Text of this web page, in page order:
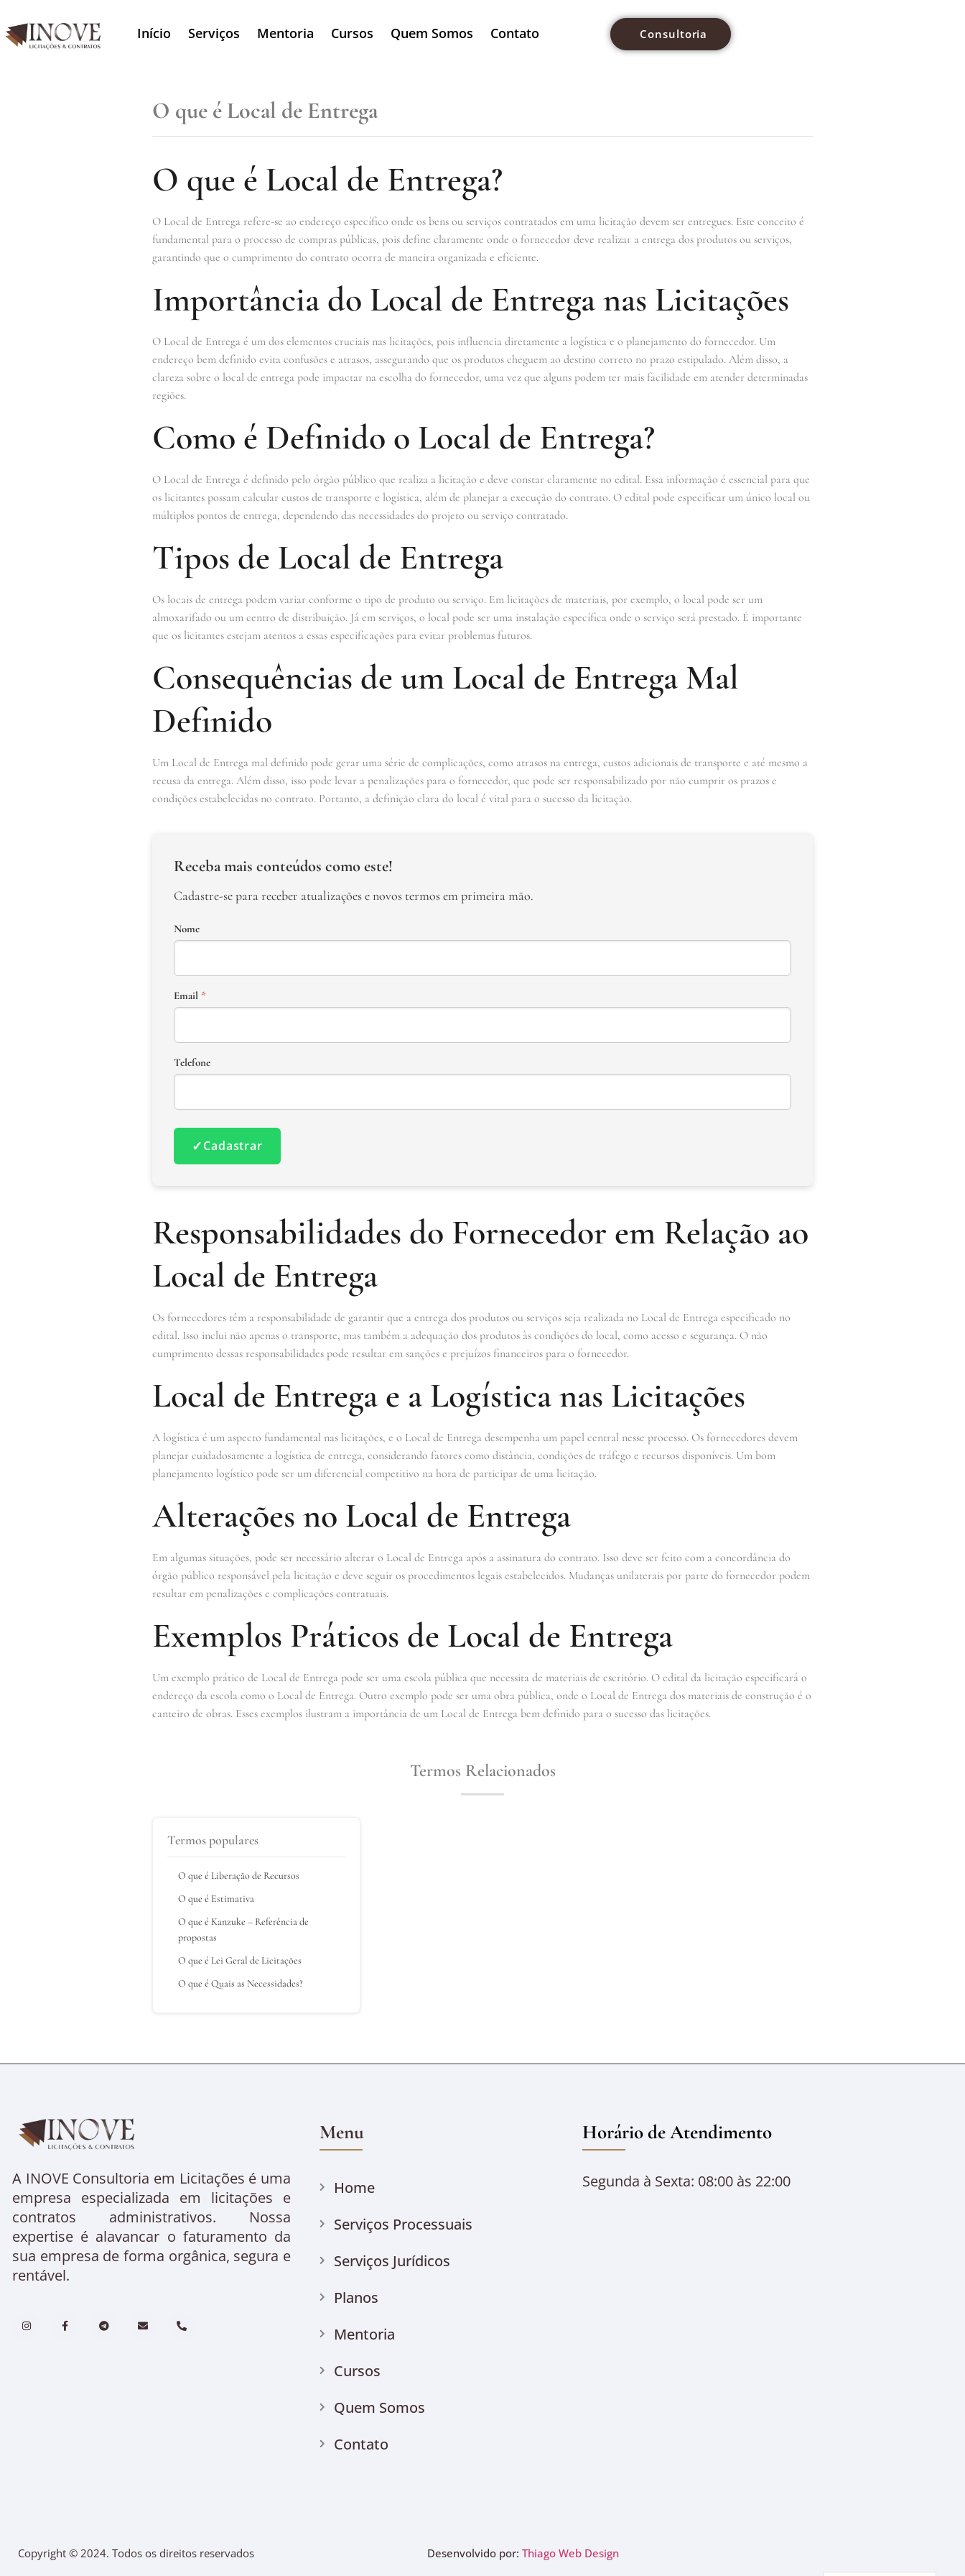
Início Serviços Mentoria Cursos Quem Somos Contato Consultoria
O que é Local de Entrega
O que é Local de Entrega?
O Local de Entrega refere-se ao endereço específico onde os bens ou serviços contratados em uma licitação devem ser entregues. Este conceito é
fundamental para o processo de compras públicas, pois define claramente onde o fornecedor deve realizar a entrega dos produtos ou serviços,
garantindo que o cumprimento do contrato ocorra de maneira organizada e eficiente.
Importância do Local de Entrega nas Licitações
O Local de Entrega é um dos elementos cruciais nas licitações, pois influencia diretamente a logística e o planejamento do fornecedor. Um
endereço bem definido evita confusões e atrasos, assegurando que os produtos cheguem ao destino correto no prazo estipulado. Além disso, a
clareza sobre o local de entrega pode impactar na escolha do fornecedor, uma vez que alguns podem ter mais facilidade em atender determinadas
regiões.
Como é Definido o Local de Entrega?
O Local de Entrega é definido pelo órgão público que realiza a licitação e deve constar claramente no edital. Essa informação é essencial para que
os licitantes possam calcular custos de transporte e logística, além de planejar a execução do contrato. O edital pode especificar um único local ou
múltiplos pontos de entrega, dependendo das necessidades do projeto ou serviço contratado.
Tipos de Local de Entrega
Os locais de entrega podem variar conforme o tipo de produto ou serviço. Em licitações de materiais, por exemplo, o local pode ser um
almoxarifado ou um centro de distribuição. Já em serviços, o local pode ser uma instalação específica onde o serviço será prestado. É importante
que os licitantes estejam atentos a essas especificações para evitar problemas futuros.
Consequências de um Local de Entrega Mal
Definido
Um Local de Entrega mal definido pode gerar uma série de complicações, como atrasos na entrega, custos adicionais de transporte e até mesmo a
recusa da entrega. Além disso, isso pode levar a penalizações para o fornecedor, que pode ser responsabilizado por não cumprir os prazos e
condições estabelecidas no contrato. Portanto, a definição clara do local é vital para o sucesso da licitação.
Receba mais conteúdos como este!
Cadastre-se para receber atualizações e novos termos em primeira mão.
Nome
Email *
Telefone
✓Cadastrar
Responsabilidades do Fornecedor em Relação ao
Local de Entrega
Os fornecedores têm a responsabilidade de garantir que a entrega dos produtos ou serviços seja realizada no Local de Entrega especificado no
edital. Isso inclui não apenas o transporte, mas também a adequação dos produtos às condições do local, como acesso e segurança. O não
cumprimento dessas responsabilidades pode resultar em sanções e prejuízos financeiros para o fornecedor.
Local de Entrega e a Logística nas Licitações
A logística é um aspecto fundamental nas licitações, e o Local de Entrega desempenha um papel central nesse processo. Os fornecedores devem
planejar cuidadosamente a logística de entrega, considerando fatores como distância, condições de tráfego e recursos disponíveis. Um bom
planejamento logístico pode ser um diferencial competitivo na hora de participar de uma licitação.
Alterações no Local de Entrega
Em algumas situações, pode ser necessário alterar o Local de Entrega após a assinatura do contrato. Isso deve ser feito com a concordância do
órgão público responsável pela licitação e deve seguir os procedimentos legais estabelecidos. Mudanças unilaterais por parte do fornecedor podem
resultar em penalizações e complicações contratuais.
Exemplos Práticos de Local de Entrega
Um exemplo prático de Local de Entrega pode ser uma escola pública que necessita de materiais de escritório. O edital da licitação especificará o
endereço da escola como o Local de Entrega. Outro exemplo pode ser uma obra pública, onde o Local de Entrega dos materiais de construção é o
canteiro de obras. Esses exemplos ilustram a importância de um Local de Entrega bem definido para o sucesso das licitações.
Termos Relacionados
Termos populares
O que é Liberação de Recursos
O que é Estimativa
O que é Kanzuke – Referência de
propostas
O que é Lei Geral de Licitações
O que é Quais as Necessidades?
A INOVE Consultoria em Licitações é uma
empresa especializada em licitações e
contratos administrativos. Nossa
expertise é alavancar o faturamento da
sua empresa de forma orgânica, segura e
rentável.
Menu
Home
Serviços Processuais
Serviços Jurídicos
Planos
Mentoria
Cursos
Quem Somos
Contato
Horário de Atendimento
Segunda à Sexta: 08:00 às 22:00
Copyright © 2024. Todos os direitos reservados Desenvolvido por: Thiago Web Design